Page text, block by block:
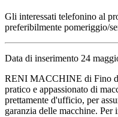
Gli interessati telefonino al
preferibilmente pomeriggio/
Data di inserimento 24
RENI MACCHINE di Fino
pratico e appassionato di
prettamente d'ufficio, per
garanzia delle macchine.